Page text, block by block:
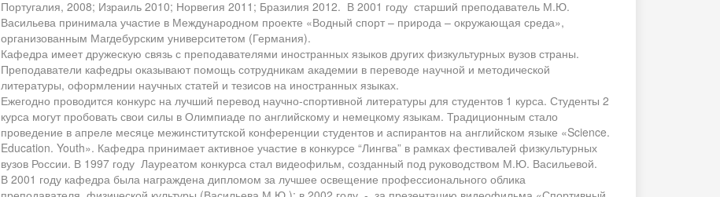
Португалия, 2008; Израиль 2010; Норвегия 2011; Бразилия 2012. В 2001 году старший преподаватель М.Ю.
Васильева принимала участие в Международном проекте «Водный спорт – природа – окружающая среда»,
организованным Магдебурским университетом (Германия).
Кафедра имеет дружескую связь с преподавателями иностранных языков других физкультурных вузов страны.
Преподаватели кафедры оказывают помощь сотрудникам академии в переводе научной и методической
литературы, оформлении научных статей и тезисов на иностранных языках.
Ежегодно проводится конкурс на лучший перевод научно-спортивной литературы для студентов 1 курса. Студенты 2
курса могут пробовать свои силы в Олимпиаде по английскому и немецкому языкам. Традиционным стало
проведение в апреле месяце межинститутской конференции студентов и аспирантов на английском языке «Science.
Education. Youth». Кафедра принимает активное участие в конкурсе “Лингва” в рамках фестивалей физкультурных
вузов России. В 1997 году Лауреатом конкурса стал видеофильм, созданный под руководством М.Ю. Васильевой.
В 2001 году кафедра была награждена дипломом за лучшее освещение профессионального облика